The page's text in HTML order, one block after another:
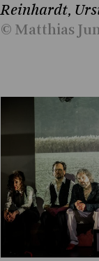
Reinhardt,
© Matthias